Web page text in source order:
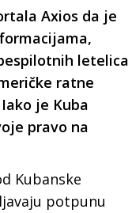
Axios da je
letelica
ratne
je Kuba
pravo na
Kubanske
potpunu